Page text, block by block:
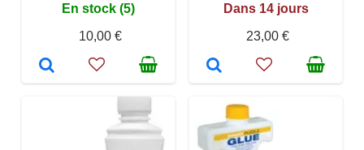
En stock (5)
10,00 €
Dans 14 jours
23,00 €